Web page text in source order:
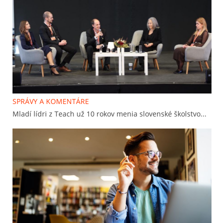
SPRÁVY A KOMENTÁRE
Mladí lídri z Teach už 10 rokov menia slovenské školstvo...